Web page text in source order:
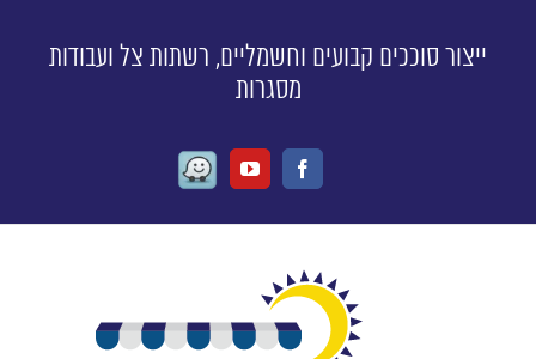
ייצור סוככים קבועים וחשמליים, רשתות צל ועבודות
מסגרות
Facebook
Youtube
Waze